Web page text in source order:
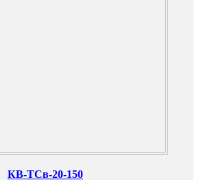
КВ-ТСв-20-150